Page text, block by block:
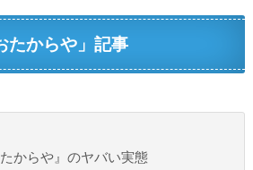
たからや」記事
からや』のヤバい実態